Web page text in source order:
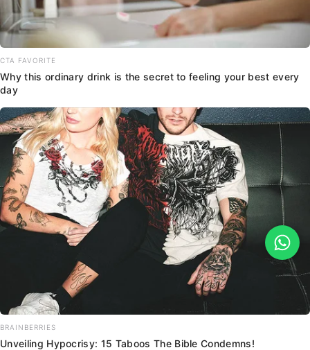
CTA FAVORITE
Why this ordinary drink is the secret to feeling your best every
day
BRAINBERRIES
Unveiling Hypocrisy: 15 Taboos The Bible Condemns!